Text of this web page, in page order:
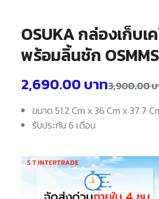
OSUKA กล่องเก็บเ
พร้อมลิ้นชัก
3,900.00
2,690.00 บาท
ขนาด 51.2 Cm x 36 Cm x 37.7
รับประกัน 6 เดือน